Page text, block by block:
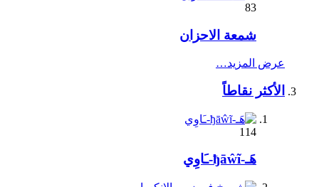
83
شمعة الاحزان
عرض المزيد…
الأكثر نقاطاً
114
هَـ-ђāŵĩ-ـَاوِي